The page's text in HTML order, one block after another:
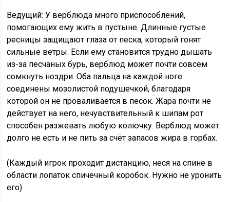
Ведущий: У верблюда много приспособлений,
помогающих ему жить в пустыне. Длинные густые
ресницы защищают глаза от песка, который гонят
сильные ветры. Если ему становится трудно дышать
из-за песчаных бурь, верблюд может почти совсем
сомкнуть ноздри. Оба пальца на каждой ноге
соединены мозолистой подушечкой, благодаря
которой он не проваливается в песок. Жара почти не
действует на него, нечувствительный к шипам рот
способен разжевать любую колючку. Верблюд может
долго не есть и не пить за счёт запасов жира в горбах.
(Каждый игрок проходит дистанцию, неся на спине в
области лопаток спичечный коробок. Нужно не уронить
его).